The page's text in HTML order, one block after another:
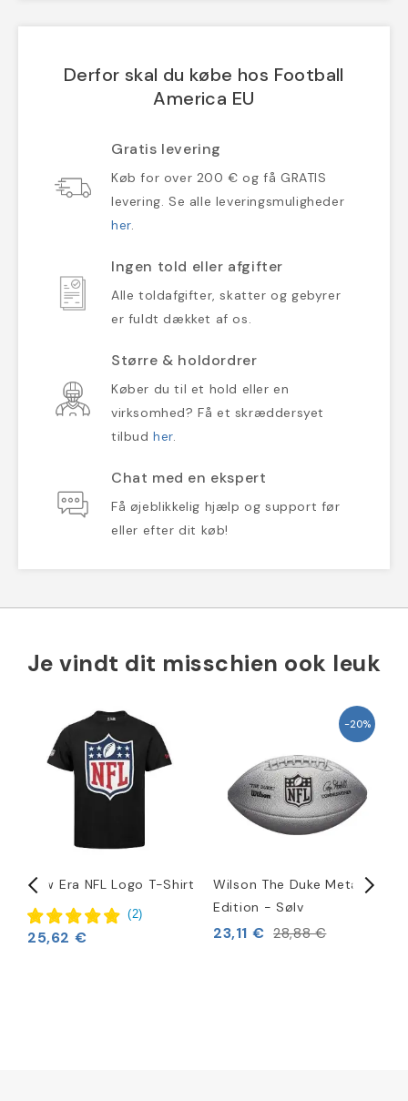
Derfor skal du købe hos Football
America EU
Gratis levering
Køb for over 200 € og få GRATIS
levering. Se alle leveringsmuligheder
her.
Ingen told eller afgifter
Alle toldafgifter, skatter og gebyrer
er fuldt dækket af os.
Større & holdordrer
Køber du til et hold eller en
virksomhed? Få et skræddersyet
tilbudher.
Chat med en ekspert
Få øjeblikkelig hjælp og support før
eller efter dit køb!
Je vindt dit misschien ook leuk
New Era NFL Logo T-Shirt
(2)
25,62 €
-20%
Wilson The Duke Metallic
Edition - Sølv
23,11 € 28,88 €